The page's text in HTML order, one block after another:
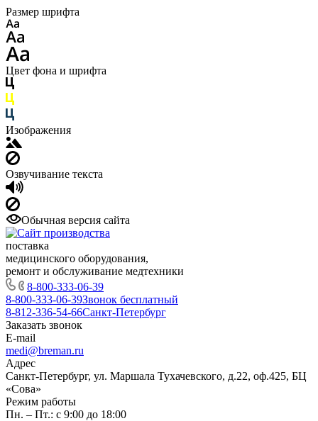
Размер шрифта
Цвет фона и шрифта
Изображения
Озвучивание текста
Обычная версия сайта
поставка
медицинского оборудования,
ремонт и обслуживание медтехники
8-800-333-06-39
8-800-333-06-39Звонок бесплатный
8-812-336-54-66Санкт-Петербург
Заказать звонок
E-mail
medi@breman.ru
Адрес
Санкт-Петербург, ул. Маршала Тухачевского, д.22, оф.425, БЦ
«Сова»
Режим работы
Пн. – Пт.: с 9:00 до 18:00